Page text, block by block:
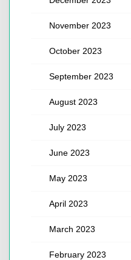
November 2023
October 2023
September 2023
August 2023
July 2023
June 2023
May 2023
April 2023
March 2023
February 2023